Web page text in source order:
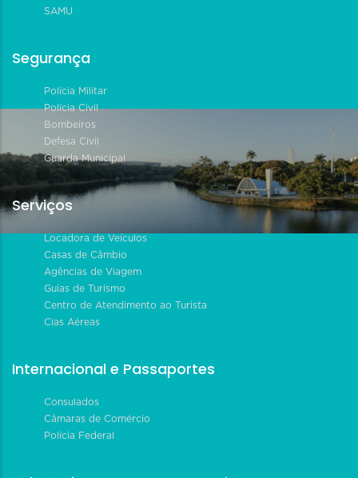
SAMU
Segurança
Polícia Militar
Polícia Civil
Bombeiros
Defesa Civil
Guarda Municipal
Serviços
Locadora de Veículos
Casas de Câmbio
Agências de Viagem
Guias de Turismo
Centro de Atendimento ao Turista
Cias Aéreas
Internacional e Passaportes
Consulados
Câmaras de Comércio
Polícia Federal